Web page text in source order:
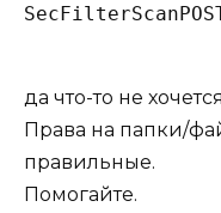
да что-то не
Права на папки/
правильные.
Помогайте.